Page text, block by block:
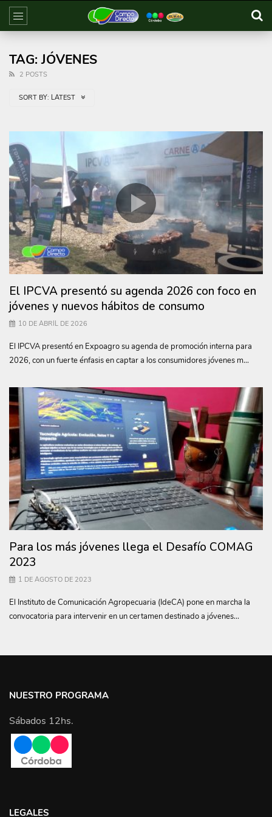
TAG: JÓVENES
2 POSTS
SORT BY: LATEST
El IPCVA presentó su agenda 2026 con foco en
jóvenes y nuevos hábitos de consumo
10 DE ABRIL DE 2026
El IPCVA presentó en Expoagro su agenda de promoción interna para
2026, con un fuerte énfasis en captar a los consumidores jóvenes m...
Para los más jóvenes llega el Desafío COMAG
2023
1 DE AGOSTO DE 2023
El Instituto de Comunicación Agropecuaria (IdeCA) pone en marcha la
convocatoria para intervenir en un certamen destinado a jóvenes...
NUESTRO PROGRAMA
Sábados 12hs.
LEGALES